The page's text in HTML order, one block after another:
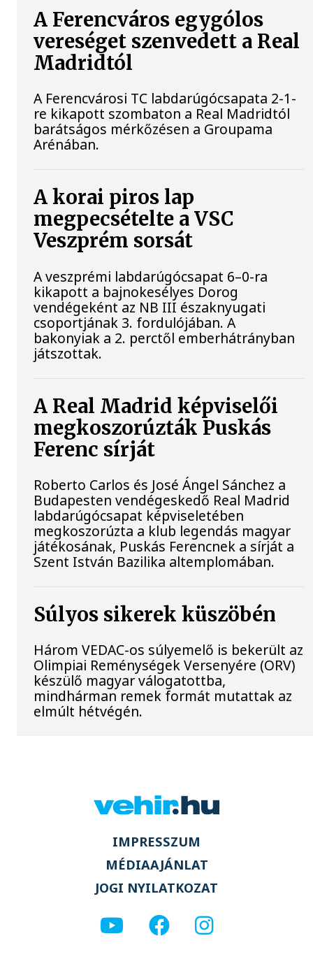
A Ferencváros egygólos
vereséget szenvedett a Real
Madridtól
A Ferencvárosi TC labdarúgócsapata 2-1-
re kikapott szombaton a Real Madridtól
barátságos mérkőzésen a Groupama
Arénában.
A korai piros lap
megpecsételte a VSC
Veszprém sorsát
A veszprémi labdarúgócsapat 6–0-ra
kikapott a bajnokesélyes Dorog
vendégeként az NB III északnyugati
csoportjának 3. fordulójában. A
bakonyiak a 2. perctől emberhátrányban
játszottak.
A Real Madrid képviselői
megkoszorúzták Puskás
Ferenc sírját
Roberto Carlos és José Ángel Sánchez a
Budapesten vendégeskedő Real Madrid
labdarúgócsapat képviseletében
megkoszorúzta a klub legendás magyar
játékosának, Puskás Ferencnek a sírját a
Szent István Bazilika altemplomában.
Súlyos sikerek küszöbén
Három VEDAC-os súlyemelő is bekerült az
Olimpiai Reménységek Versenyére (ORV)
készülő magyar válogatottba,
mindhárman remek formát mutattak az
elmúlt hétvégén.
IMPRESSZUM
MÉDIAAJÁNLAT
JOGI NYILATKOZAT